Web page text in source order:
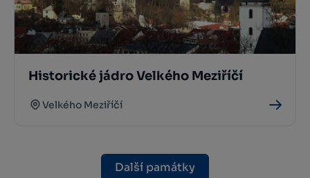
Historické jádro Velkého Meziříčí
Velkého Meziříčí
Další památky